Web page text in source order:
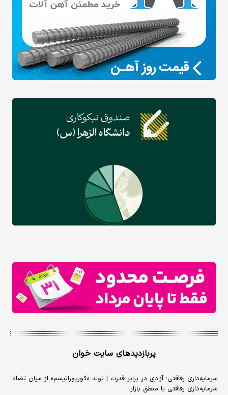
پربازدیدهای سایت خوان
سرمایه‌داری رفاقتی؛ آزادی در برابر قدرت | تولد «کورپوراتیسم» از میان تضاد
سرمایه‌داری رفاقتی با منطق بازار